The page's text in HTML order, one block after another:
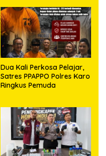
Dua Kali Perkosa Pelajar,
Satres PPAPPO Polres Karo
Ringkus Pemuda